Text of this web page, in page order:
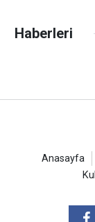
Haberleri
Anasayfa